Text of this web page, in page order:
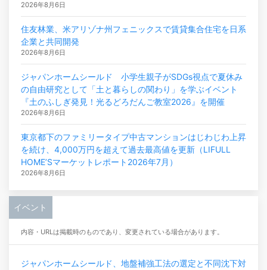
2026年8月6日
住友林業、米アリゾナ州フェニックスで賃貸集合住宅を日系
企業と共同開発
2026年8月6日
ジャパンホームシールド 小学生親子がSDGs視点で夏休み
の自由研究として「土と暮らしの関わり」を学ぶイベント
『土のふしぎ発見！光るどろだんご教室2026』を開催
2026年8月6日
東京都下のファミリータイプ中古マンションはじわじわ上昇
を続け、4,000万円を超えて過去最高値を更新（LIFULL
HOME’Sマーケットレポート2026年7月）
2026年8月6日
イベント
内容・URLは掲載時のものであり、変更されている場合があります。
ジャパンホームシールド、地盤補強工法の選定と不同沈下対